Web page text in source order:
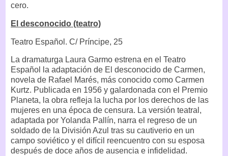
cero.
El desconocido (teatro)
Teatro Español. C/ Príncipe, 25
La dramaturga Laura Garmo estrena en el Teatro
Español la adaptación de El desconocido de Carmen,
novela de Rafael Marés, más conocido como Carmen
Kurtz. Publicada en 1956 y galardonada con el Premio
Planeta, la obra refleja la lucha por los derechos de las
mujeres en una época de censura. La versión teatral,
adaptada por Yolanda Pallín, narra el regreso de un
soldado de la División Azul tras su cautiverio en un
campo soviético y el difícil reencuentro con su esposa
después de doce años de ausencia e infidelidad.